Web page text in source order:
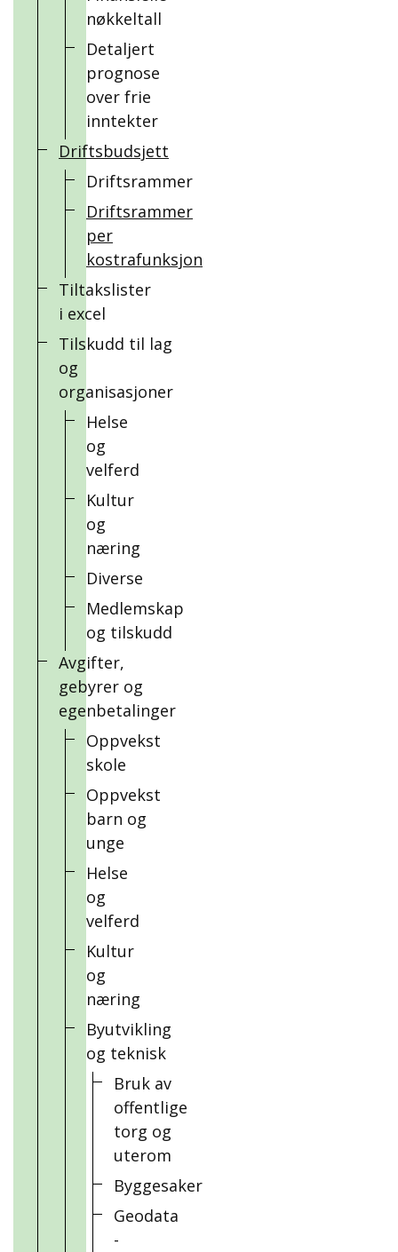
nøkkeltall
Detaljert
prognose
over frie
inntekter
Driftsbudsjett
Driftsrammer
Driftsrammer
per
kostrafunksjon
Tiltakslister
i excel
Tilskudd til lag
og
organisasjoner
Helse
og
velferd
Kultur
og
næring
Diverse
Medlemskap
og tilskudd
Avgifter,
gebyrer og
egenbetalinger
Oppvekst
skole
Oppvekst
barn og
unge
Helse
og
velferd
Kultur
og
næring
Byutvikling
og teknisk
Bruk av
offentlige
torg og
uterom
Byggesaker
Geodata
-